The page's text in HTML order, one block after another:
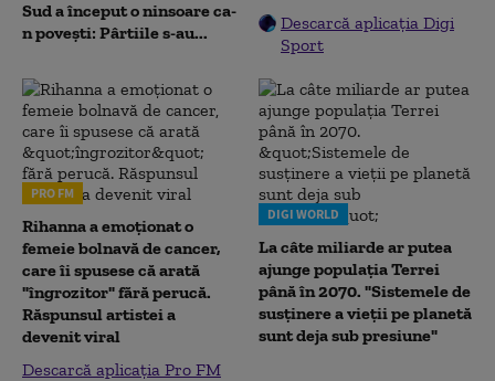
Sud a început o ninsoare ca-
n povești: Pârtiile s-au...
Descarcă aplicația Digi
Sport
PRO FM
Rihanna a emoționat o
femeie bolnavă de cancer,
care îi spusese că arată
"îngrozitor" fără perucă.
Răspunsul artistei a
devenit viral
Descarcă aplicația Pro FM
DIGI WORLD
La câte miliarde ar putea
ajunge populația Terrei
până în 2070. "Sistemele de
susținere a vieții pe planetă
sunt deja sub presiune"